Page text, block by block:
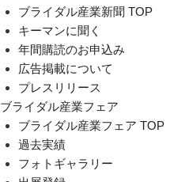
ブライダル産業新聞 TOP
キーマンに聞く
年間購読のお申込み
広告掲載について
プレスリリース
ブライダル産業フェア
ブライダル産業フェア TOP
過去実績
フォトギャラリー